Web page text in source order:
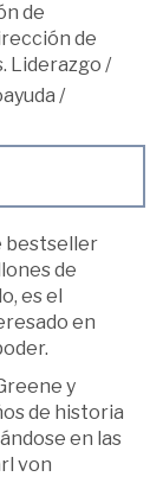
de
de
Liderazgo /
/
bestseller
de
es el
en
y
de historia
en las
von